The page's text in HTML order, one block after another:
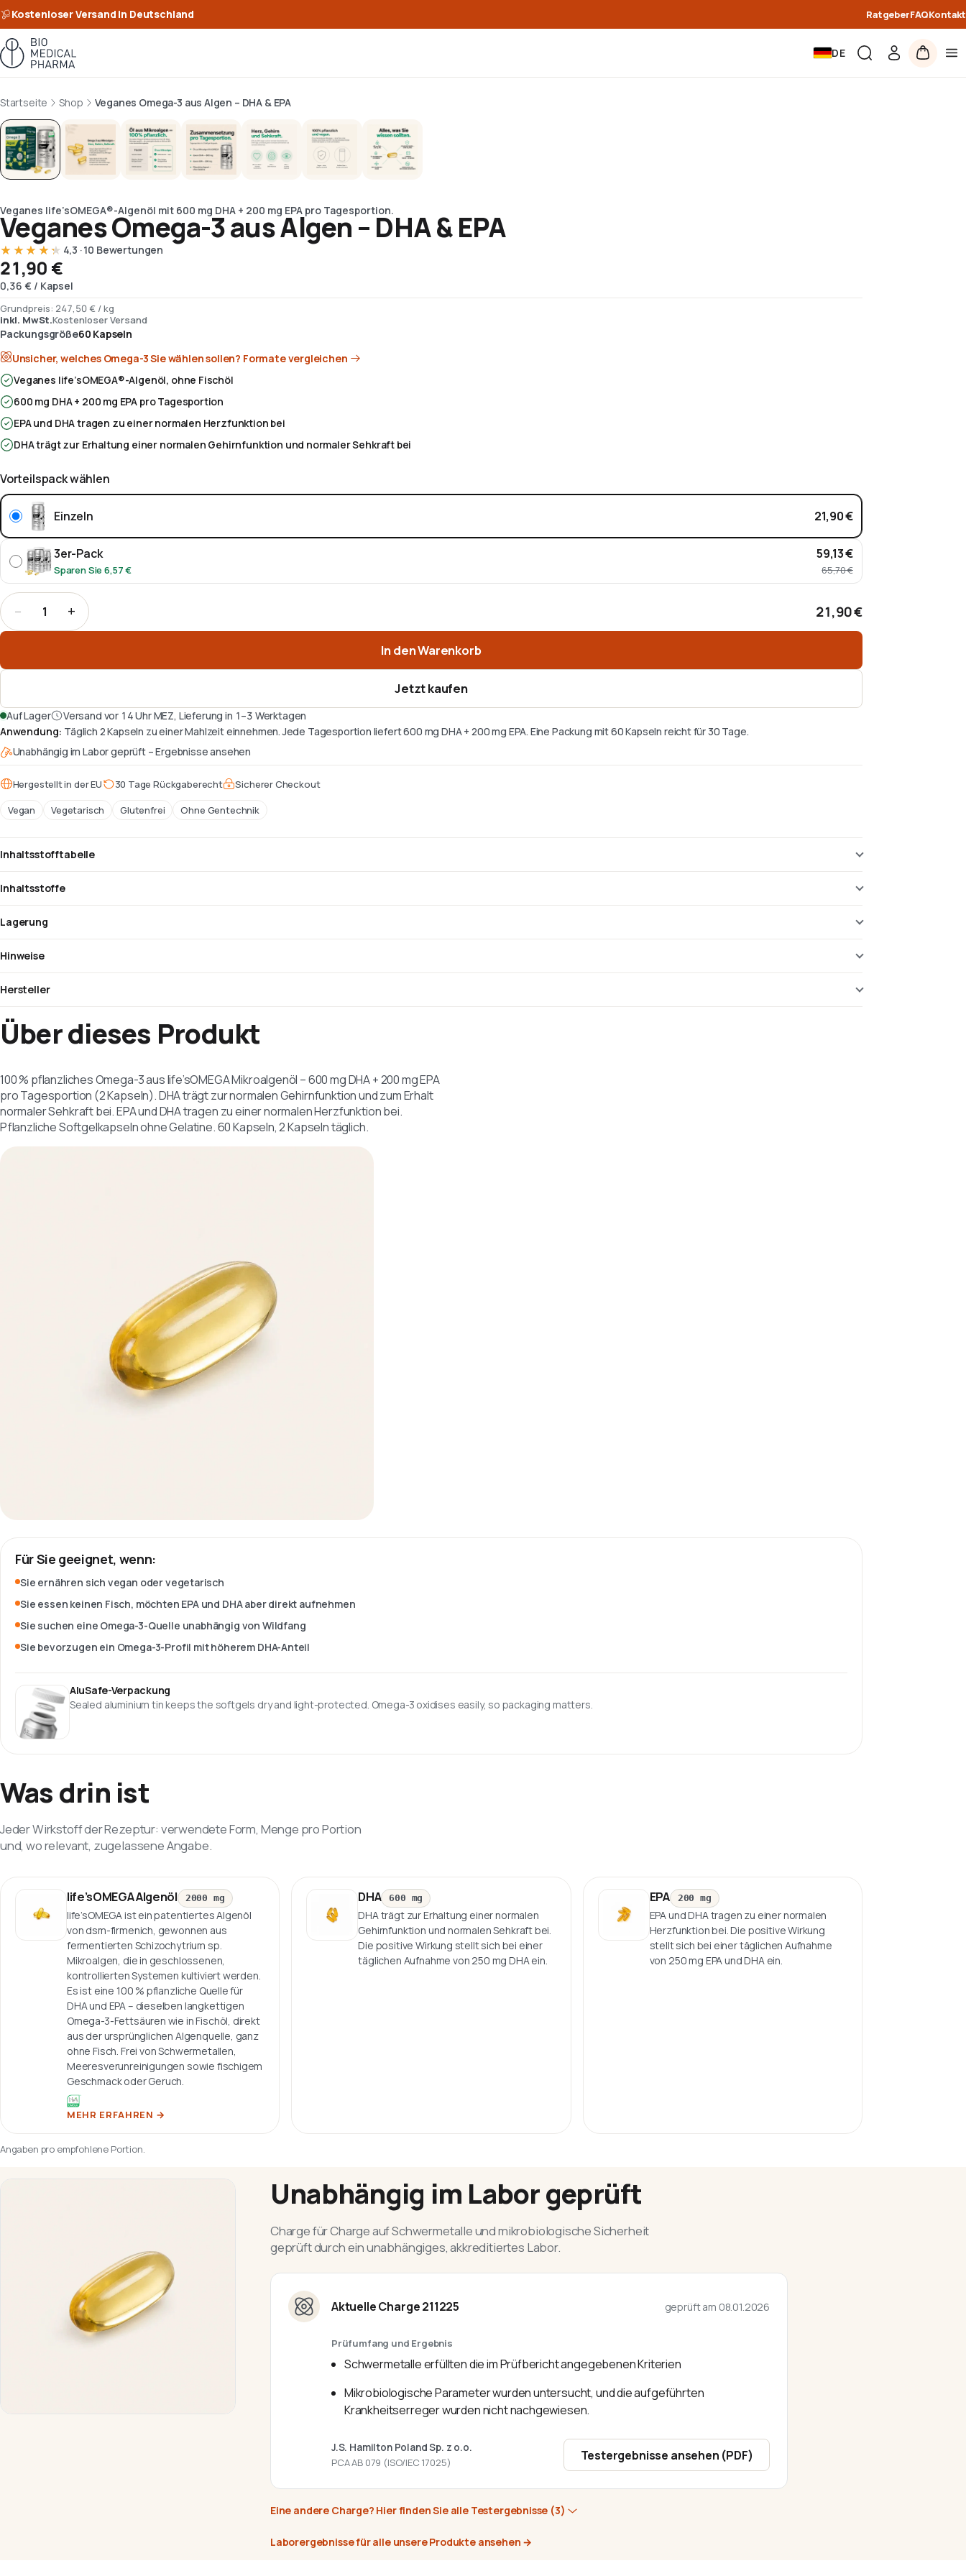
Kostenloser Versand in Deutschland RatgeberFAQKontakt
DE
Startseite Shop Veganes Omega-3 aus Algen – DHA & EPA
Bild 1 von 7
Veganes life’sOMEGA®-Algenöl mit 600 mg DHA + 200 mg EPA pro Tagesportion.
Veganes Omega-3 aus Algen – DHA & EPA
★★★★★
★★★★★ 4,3 · 10 Bewertungen
21,90 €
0,36 € / Kapsel
Grundpreis: 247,50 € /kg
inkl. MwSt.Kostenloser Versand
Packungsgröße60 Kapseln
Unsicher, welches Omega-3Sie wählen sollen? Formate vergleichen
Veganes life’sOMEGA®-Algenöl, ohne Fischöl
600 mg DHA + 200 mg EPA pro Tagesportion
EPA und DHA tragen zu einer normalen Herzfunktion bei
DHA trägt zur Erhaltung einer normalen Gehirnfunktion und normaler Sehkraft bei
Vorteilspack wählen
Einzeln 21,90 €
3er-Pack
Sparen Sie 6,57 €
59,13 €
65,70 €
− 1
Menge 1 + 21,90 €
In den Warenkorb
Jetzt kaufen
Auf Lager
Versand vor 14 Uhr MEZ, Lieferung in 1–3 Werktagen
Anwendung: Täglich 2 Kapseln zu einer Mahlzeit einnehmen. Jede Tagesportion liefert 600 mg DHA + 200 mg EPA. Eine Packung mit 60 Kapseln reicht für 30 Tage.
Unabhängig im Labor geprüft – Ergebnisse ansehen
Hergestellt in der EU 30 Tage Rückgaberecht
Sicherer Checkout
Vegan
Vegetarisch Glutenfrei Ohne Gentechnik
Inhaltsstofftabelle
Inhaltsstoffe
Lagerung
Hinweise
Hersteller
Über dieses Produkt
100 % pflanzliches Omega-3 aus life’sOMEGA Mikroalgenöl – 600 mg DHA + 200 mg EPA
pro Tagesportion (2 Kapseln). DHA trägt zur normalen Gehirnfunktion und zum Erhalt
normaler Sehkraft bei. EPA und DHA tragen zu einer normalen Herzfunktion bei.
Pflanzliche Softgelkapseln ohne Gelatine. 60 Kapseln, 2 Kapseln täglich.
Für Sie geeignet, wenn:
Sie ernähren sich vegan oder vegetarisch
Sie essen keinen Fisch, möchten EPA und DHA aber direkt aufnehmen
Sie suchen eine Omega-3-Quelle unabhängig von Wildfang
Sie bevorzugen ein Omega-3-Profil mit höherem DHA-Anteil
AluSafe-Verpackung
Sealed aluminium tin keeps the softgels dry and light-protected. Omega-3 oxidises easily, so packaging matters.
Was drin ist
Jeder Wirkstoff der Rezeptur: verwendete Form, Menge pro Portion
und, wo relevant, zugelassene Angabe.
life’sOMEGA Algenöl 2000 mg
life’sOMEGA ist ein patentiertes Algenöl
von dsm-firmenich, gewonnen aus
fermentierten Schizochytrium sp.
Mikroalgen, die in geschlossenen,
kontrollierten Systemen kultiviert werden.
Es ist eine 100 % pflanzliche Quelle für
DHA und EPA – dieselben langkettigen
Omega-3-Fettsäuren wie in Fischöl, direkt
aus der ursprünglichen Algenquelle, ganz
ohne Fisch. Frei von Schwermetallen,
Meeresverunreinigungen sowie fischigem
Geschmack oder Geruch.
MEHR ERFAHREN →
DHA 600 mg
DHA trägt zur Erhaltung einer normalen
Gehirnfunktion und normalen Sehkraft bei.
Die positive Wirkung stellt sich bei einer
täglichen Aufnahme von 250 mg DHA ein.
EPA 200 mg
EPA und DHA tragen zu einer normalen
Herzfunktion bei. Die positive Wirkung
stellt sich bei einer täglichen Aufnahme
von 250 mg EPA und DHA ein.
Angaben pro empfohlene Portion.
Unabhängig im Labor geprüft
Charge für Charge auf Schwermetalle und mikrobiologische Sicherheit
geprüft durch ein unabhängiges, akkreditiertes Labor.
Aktuelle Charge211225 geprüft am 08.01.2026
Prüfumfang und Ergebnis
Schwermetalle erfüllten die im Prüfbericht angegebenen Kriterien
Mikrobiologische Parameter wurden untersucht, und die aufgeführten
Krankheitserreger wurden nicht nachgewiesen.
J.S. Hamilton Poland Sp. z o.o.
PCA AB 079 (ISO/IEC 17025)
Testergebnisse ansehen (PDF)
Eine andere Charge? Hier finden Sie alle Testergebnisse (3)
Laborergebnisse für alle unsere Produkte ansehen →